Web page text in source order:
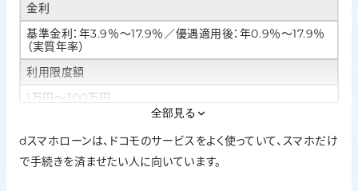
金利
基準金利：年3.9％〜17.9％／優遇適用後：年0.9％〜17.9％
（実質年率）
利用限度額
1万円〜300万円
対応。申込から契約までWeb／アプリで完結。カードレス型
全部見る
dスマホローンは、ドコモのサービスをよく使っていて、スマホだけ
で手続きを済ませたい人に向いています。